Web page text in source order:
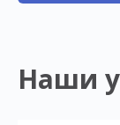
Наши